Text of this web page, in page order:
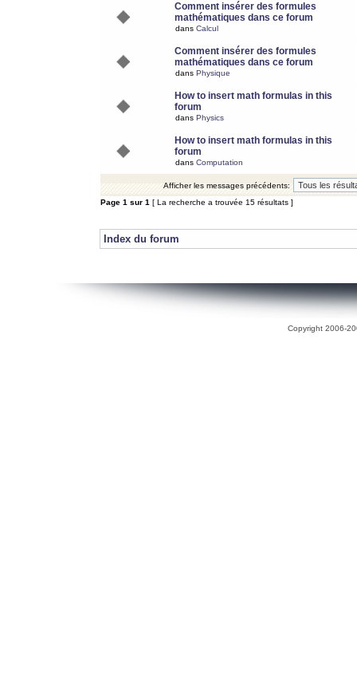
Comment insérer des formules
mathématiques dans ce forum
dans Calcul
Comment insérer des formules
mathématiques dans ce forum
dans Physique
How to insert math formulas in this
forum
dans Physics
How to insert math formulas in this
forum
dans Computation
Afficher les messages précédents:
Page 1 sur 1 [ La recherche a trouvée 15 résultats ]
Index du forum
Copyright 2006-